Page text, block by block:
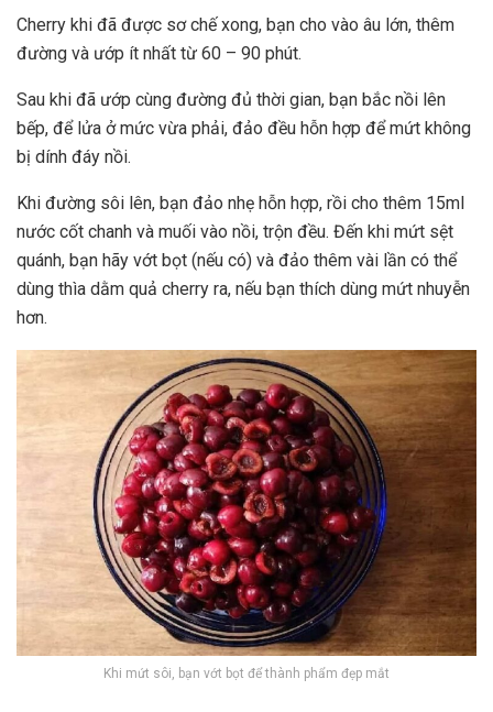
Cherry khi đã được sơ chế xong, bạn cho vào âu lớn, thêm
đường và ướp ít nhất từ 60 – 90 phút.
Sau khi đã ướp cùng đường đủ thời gian, bạn bắc nồi lên
bếp, để lửa ở mức vừa phải, đảo đều hỗn hợp để mứt không
bị dính đáy nồi.
Khi đường sôi lên, bạn đảo nhẹ hỗn hợp, rồi cho thêm 15ml
nước cốt chanh và muối vào nồi, trộn đều. Đến khi mứt sệt
quánh, bạn hãy vớt bọt (nếu có) và đảo thêm vài lần có thể
dùng thìa dằm quả cherry ra, nếu bạn thích dùng mứt nhuyễn
hơn.
Khi mứt sôi, bạn vớt bọt để thành phẩm đẹp mắt